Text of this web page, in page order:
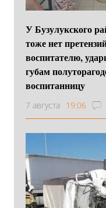
У Бузулукского
тоже нет
воспитателю,
губам
воспитанницу
7 августа 19:06